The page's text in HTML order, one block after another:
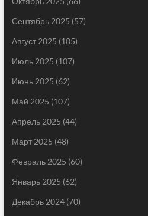
Сентябрь 2025 (57)
Август 2025 (105)
Июль 2025 (107)
Июнь 2025 (62)
Май 2025 (107)
Апрель 2025 (44)
Март 2025 (48)
Февраль 2025 (60)
Январь 2025 (62)
Декабрь 2024(70)